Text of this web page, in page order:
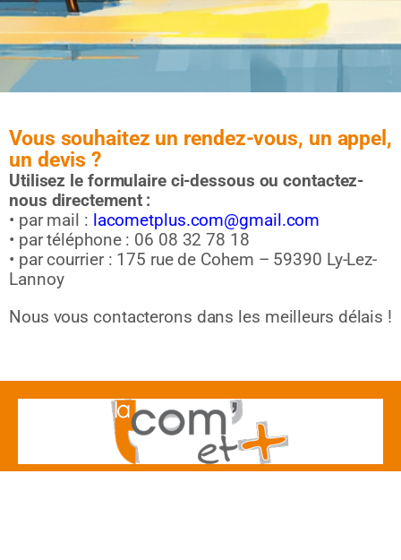
Vous souhaitez un rendez-vous, un appel,
un devis ?
Utilisez le formulaire ci-dessous ou contactez-
nous directement :
• par mail : lacometplus.com@gmail.com
• par téléphone : 06 08 32 78 18
• par courrier : 175 rue de Cohem – 59390 Ly-Lez-
Lannoy
Nous vous contacterons dans les meilleurs délais !